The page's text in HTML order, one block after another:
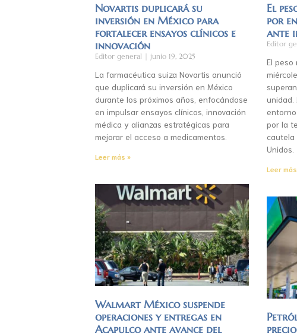
Novartis duplicará su
inversión en México para
fortalecer ensayos clínicos e
innovación
Editor general junio 19, 2025
La farmacéutica suiza Novartis anunció
que duplicará su inversión en México
durante los próximos años, enfocándose
en impulsar ensayos clínicos, innovación
médica y alianzas estratégicas para
mejorar el acceso a medicamentos.
Leer más »
El
por
ante
Editor
El peso
unidad.
por la
cautela
Unidos.
Leer
Walmart México suspende
operaciones y entregas en
Acapulco ante avance del